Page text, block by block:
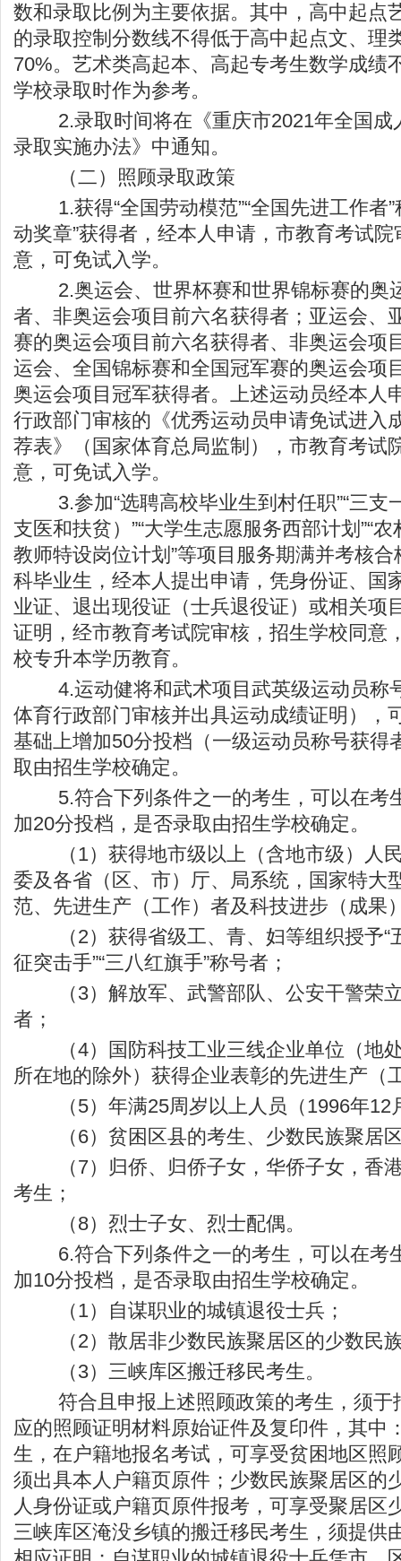
数和录取比例为主要依据。其中，高中起点
的录取控制分数线不得低于高中起点文、理
70%。艺术类高起本、高起专考生数学成绩
学校录取时作为参考。
2.录取时间将在《重庆市2021年全国成
录取实施办法》中通知。
（二）照顾录取政策
1.获得“全国劳动模范”“全国先进工作者”
动奖章”获得者，经本人申请，市教育考试
意，可免试入学。
2.奥运会、世界杯赛和世界锦标赛的奥
者、非奥运会项目前六名获得者；亚运会、
赛的奥运会项目前六名获得者、非奥运会项
运会、全国锦标赛和全国冠军赛的奥运会项
奥运会项目冠军获得者。上述运动员经本人
行政部门审核的《优秀运动员申请免试进入
荐表》（国家体育总局监制），市教育考试
意，可免试入学。
3.参加“选聘高校毕业生到村任职”“三支
支医和扶贫）”“大学生志愿服务西部计划”“
教师特设岗位计划”等项目服务期满并考核
科毕业生，经本人提出申请，凭身份证、国
业证、退出现役证（士兵退役证）或相关项
证明，经市教育考试院审核，招生学校同意
校专升本学历教育。
4.运动健将和武术项目武英级运动员称
体育行政部门审核并出具运动成绩证明），
基础上增加50分投档（一级运动员称号获得
取由招生学校确定。
5.符合下列条件之一的考生，可以在考
加20分投档，是否录取由招生学校确定。
（1）获得地市级以上（含地市级）人
委及各省（区、市）厅、局系统，国家特大
范、先进生产（工作）者及科技进步（成果
（2）获得省级工、青、妇等组织授予“
征突击手”“三八红旗手”称号者；
（3）解放军、武警部队、公安干警荣
者；
（4）国防科技工业三线企业单位（地
所在地的除外）获得企业表彰的先进生产（
（5）年满25周岁以上人员（1996年12
（6）贫困区县的考生、少数民族聚居
（7）归侨、归侨子女，华侨子女，香
考生；
（8）烈士子女、烈士配偶。
6.符合下列条件之一的考生，可以在考
加10分投档，是否录取由招生学校确定。
（1）自谋职业的城镇退役士兵；
（2）散居非少数民族聚居区的少数民
（3）三峡库区搬迁移民考生。
符合且申报上述照顾政策的考生，须于
应的照顾证明材料原始证件及复印件，其中
生，在户籍地报名考试，可享受贫困地区照
须出具本人户籍页原件；少数民族聚居区的
人身份证或户籍页原件报考，可享受聚居区
三峡库区淹没乡镇的搬迁移民考生，须提供